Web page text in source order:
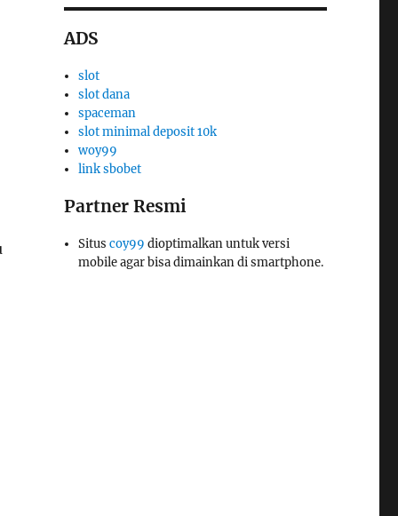
ADS
slot
slot dana
spaceman
slot minimal deposit 10k
woy99
link sbobet
Partner Resmi
Situscoy99 dioptimalkan untuk versi
mobile agar bisa dimainkan di smartphone.